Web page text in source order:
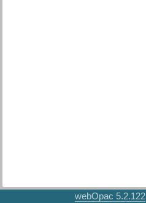
webOpac 5.2.122